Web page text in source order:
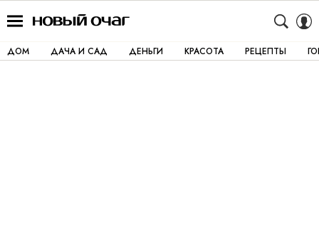
ДОМ ДАЧА И САД ДЕНЬГИ КРАСОТА РЕЦЕПТЫ